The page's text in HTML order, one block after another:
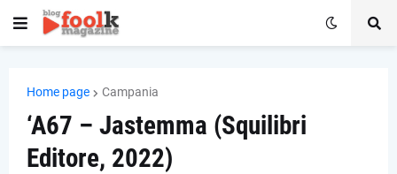
Home page Campania
‘A67 – Jastemma (Squilibri
Editore, 2022)